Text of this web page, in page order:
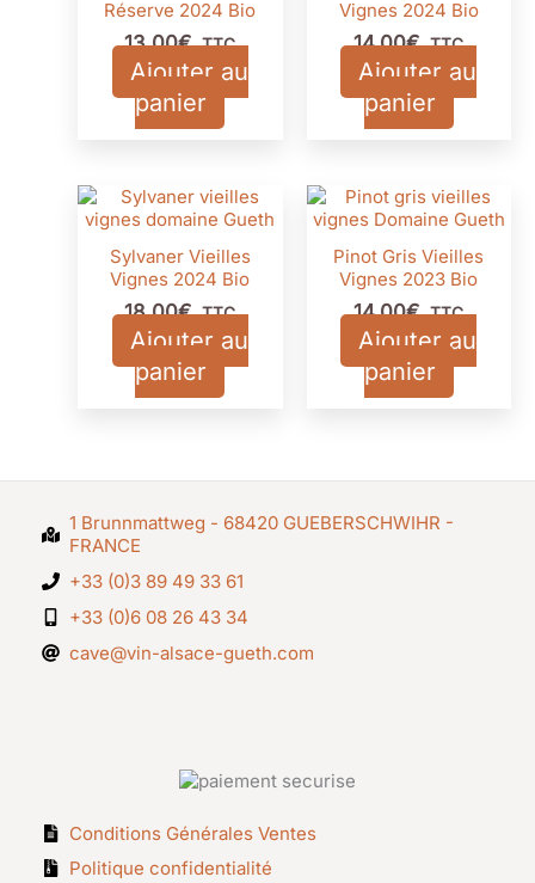
Réserve 2024 Bio
13,00€ TTC
Ajouter au
panier
Vignes 2024 Bio
14,00€ TTC
Ajouter au
panier
Sylvaner Vieilles
Vignes 2024 Bio
18,00€ TTC
Ajouter au
panier
Pinot Gris Vieilles
Vignes 2023 Bio
14,00€ TTC
Ajouter au
panier
1 Brunnmattweg - 68420 GUEBERSCHWIHR -
FRANCE
+33 (0)3 89 49 33 61
+33 (0)6 08 26 43 34
cave@vin-alsace-gueth.com
Conditions Générales Ventes
Politique confidentialité